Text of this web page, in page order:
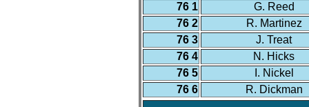
76 1
G. Reed
76 2
R. Martinez
76 3
J. Treat
76 4
N. Hicks
76 5
I. Nickel
76 6
R. Dickman